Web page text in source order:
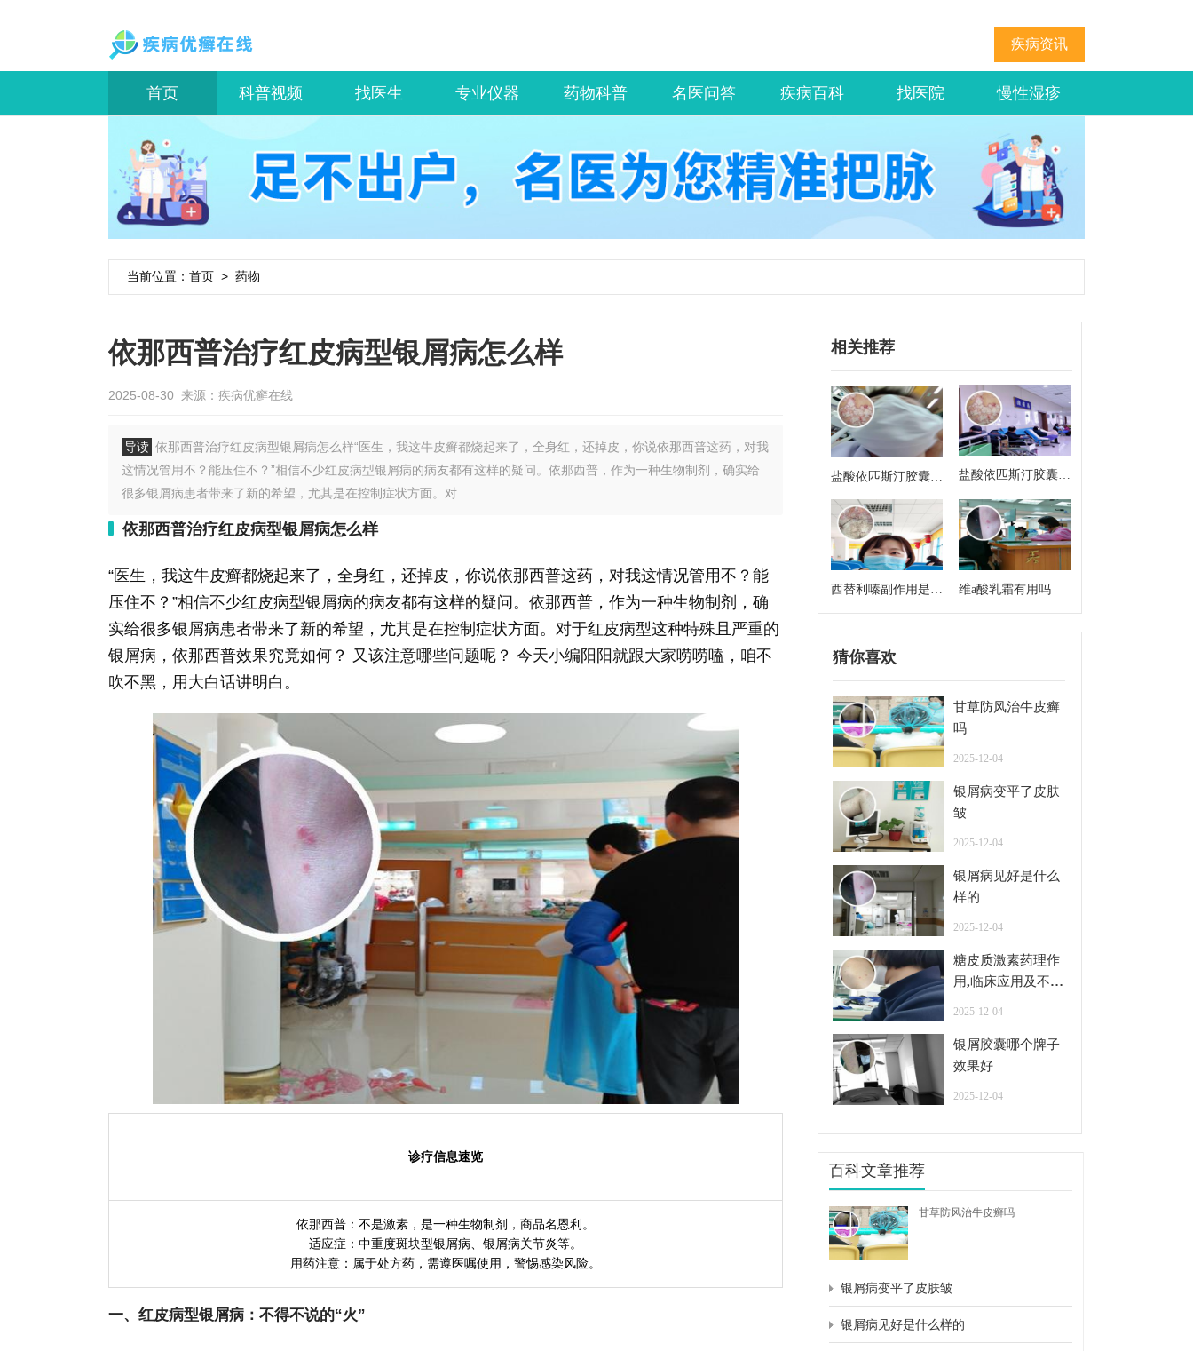
疾病资讯
首页 科普视频 找医生 专业仪器 药物科普 名医问答 疾病百科 找医院 慢性湿疹
当前位置： 首页 > 药物
依那西普治疗红皮病型银屑病怎么样
2025-08-30 来源： 疾病优癣在线
导读 依那西普治疗红皮病型银屑病怎么样“医生，我这牛皮癣都烧起来了，全身红，还掉皮，你说依那西普这药，对我
这情况管用不？能压住不？”相信不少红皮病型银屑病的病友都有这样的疑问。依那西普，作为一种生物制剂，确实给
很多银屑病患者带来了新的希望，尤其是在控制症状方面。对...
依那西普治疗红皮病型银屑病怎么样
“医生，我这牛皮癣都烧起来了，全身红，还掉皮，你说依那西普这药，对我这情况管用不？能
压住不？”相信不少红皮病型银屑病的病友都有这样的疑问。依那西普，作为一种生物制剂，确
实给很多银屑病患者带来了新的希望，尤其是在控制症状方面。对于红皮病型这种特殊且严重的
银屑病，依那西普效果究竟如何？ 又该注意哪些问题呢？ 今天小编阳阳就跟大家唠唠嗑，咱不
吹不黑，用大白话讲明白。
诊疗信息速览
依那西普： 不是激素，是一种生物制剂，商品名恩利。
适应症： 中重度斑块型银屑病、银屑病关节炎等。
用药注意： 属于处方药，需遵医嘱使用，警惕感染风险。
一、红皮病型银屑病：不得不说的“火”
相关推荐
盐酸依匹斯汀胶囊多
久一个疗程是几天
盐酸依匹斯汀胶囊来
西替利嗪副作用是什
么
维a酸乳霜有用吗
猜你喜欢
甘草防风治牛皮癣
吗
2025-12-04
银屑病变平了皮肤
皱
2025-12-04
银屑病见好是什么
样的
2025-12-04
糖皮质激素药理作
用,临床应用及不良
2025-12-04
银屑胶囊哪个牌子
效果好
2025-12-04
百科文章推荐
甘草防风治牛皮癣吗
银屑病变平了皮肤皱
银屑病见好是什么样的